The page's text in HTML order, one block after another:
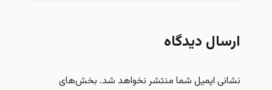
ارسال دیدگاه
نشانی ایمیل شما منتشر نخواهد شد.بخش‌های